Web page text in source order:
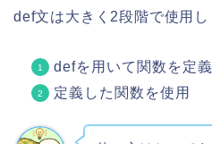
def文は大きく2段階で使用し
defを用いて関数を定義
定義した関数を使用